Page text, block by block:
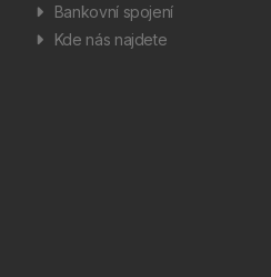
Bankovní spojení
Kde nás najdete